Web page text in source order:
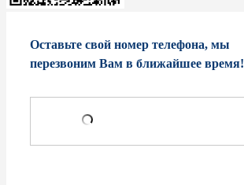
Оставьте свой номер телефона, мы
перезвоним Вам в ближайшее время!